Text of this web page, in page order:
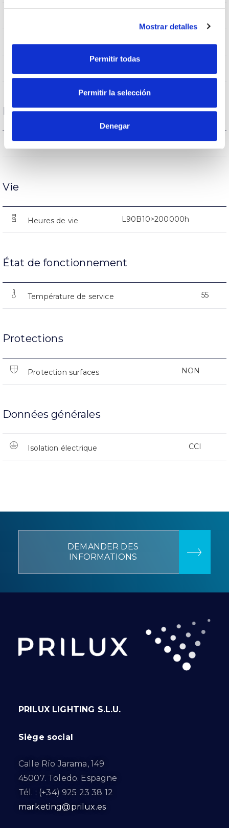
Mostrar detalles
Permitir todas
Permitir la selección
Denegar
Couleur du corps
Performance
4188lm
Vie
Heures de vie L90B10>200000h
État de fonctionnement
Température de service 55
Protections
Protection surfaces NON
Données générales
Isolation électrique CCI
DEMANDER DES
INFORMATIONS
PRILUX LIGHTING S.L.U.
Siège social
Calle Río Jarama, 149
45007. Toledo. Espagne
Tél. : (+34) 925 23 38 12
marketing@prilux.es